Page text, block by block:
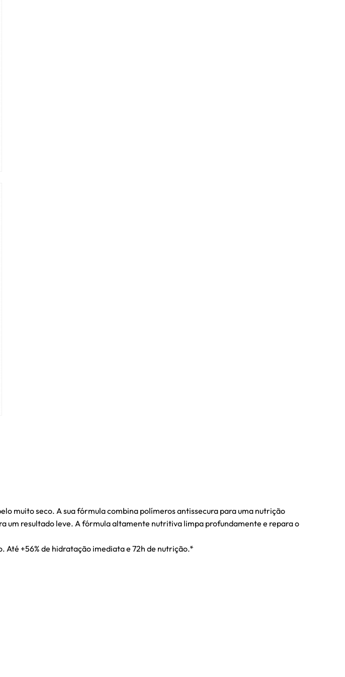
muito seco. A sua fórmula combina polímeros antissecura para uma nutrição
um resultado leve. A fórmula altamente nutritiva limpa profundamente e repara o
Até +56% de hidratação imediata e 72h de nutrição.*